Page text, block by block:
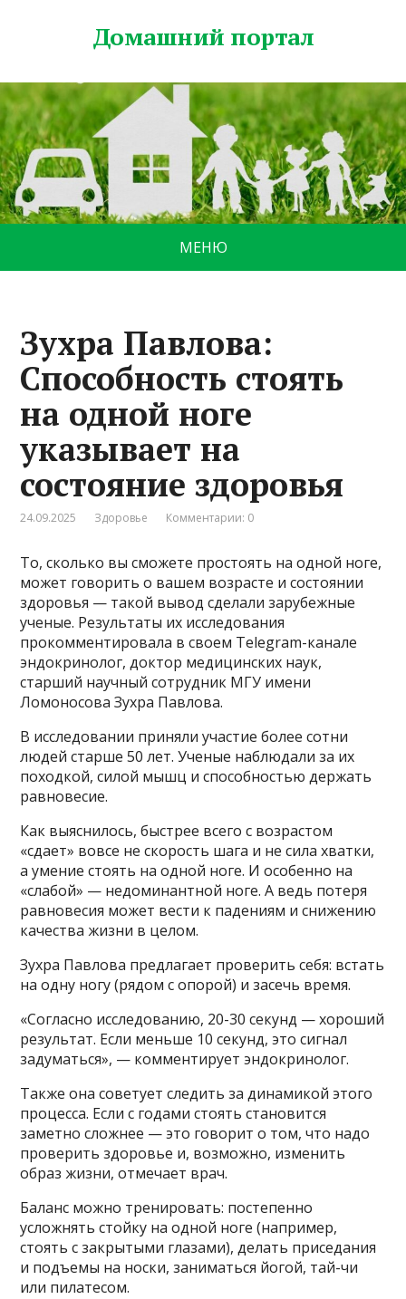
Домашний портал
МЕНЮ
Зухра Павлова:
Способность стоять
на одной ноге
указывает на
состояние здоровья
24.09.2025 Здоровье Комментарии: 0
То, сколько вы сможете простоять на одной ноге,
может говорить о вашем возрасте и состоянии
здоровья — такой вывод сделали зарубежные
ученые. Результаты их исследования
прокомментировала в своем Telegram-канале
эндокринолог, доктор медицинских наук,
старший научный сотрудник МГУ имени
Ломоносова Зухра Павлова.
В исследовании приняли участие более сотни
людей старше 50 лет. Ученые наблюдали за их
походкой, силой мышц и способностью держать
равновесие.
Как выяснилось, быстрее всего с возрастом
«сдает» вовсе не скорость шага и не сила хватки,
а умение стоять на одной ноге. И особенно на
«слабой» — недоминантной ноге. А ведь потеря
равновесия может вести к падениям и снижению
качества жизни в целом.
Зухра Павлова предлагает проверить себя: встать
на одну ногу (рядом с опорой) и засечь время.
«Согласно исследованию, 20-30 секунд — хороший
результат. Если меньше 10 секунд, это сигнал
задуматься», — комментирует эндокринолог.
Также она советует следить за динамикой этого
процесса. Если с годами стоять становится
заметно сложнее — это говорит о том, что надо
проверить здоровье и, возможно, изменить
образ жизни, отмечает врач.
Баланс можно тренировать: постепенно
усложнять стойку на одной ноге (например,
стоять с закрытыми глазами), делать приседания
и подъемы на носки, заниматься йогой, тай-чи
или пилатесом.